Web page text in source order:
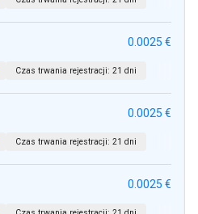
0.0025 €
Czas trwania rejestracji: 21 dni
0.0025 €
Czas trwania rejestracji: 21 dni
0.0025 €